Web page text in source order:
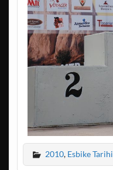
2010, Esbike Tarihi